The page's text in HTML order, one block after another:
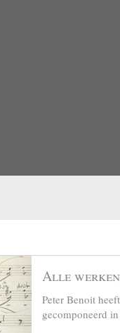
Alle werken
Peter Benoit
gecomponeerd